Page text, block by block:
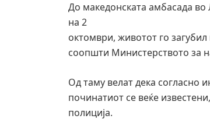
До македонската амбасада
на 2
октомври, животот го
соопшти Министерството за
Од таму велат дека согласно
починатиот се веќе
полиција.